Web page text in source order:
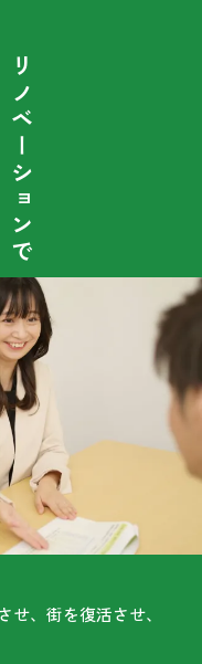
リノベーションで
せ、街を復活させ、